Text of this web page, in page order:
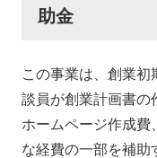
助金
この事業は、創業初
談員が創業計画書の
ホームページ作成費
な経費の一部を補助